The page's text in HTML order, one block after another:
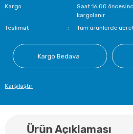
Kargo
Saat 16:00
kargolanır
Teslimat
Tüm ürünlerde
Kargo Bedava
Karşılaştır
Ürün Açıklaması